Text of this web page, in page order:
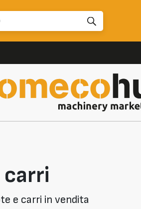
carri
e carri in vendita